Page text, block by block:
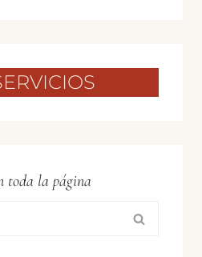
toda la página